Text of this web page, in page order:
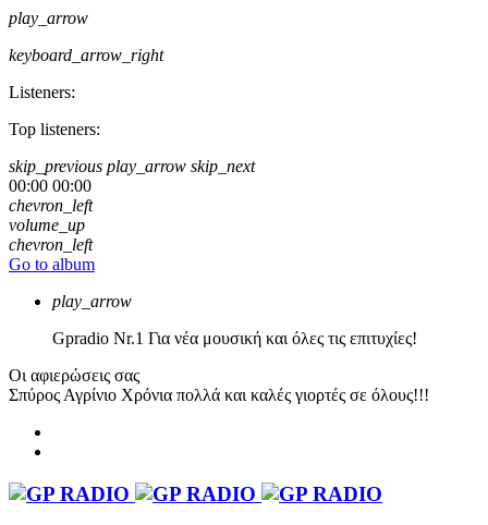
play_arrow
keyboard_arrow_right
Listeners:
Top listeners:
skip_previous play_arrow skip_next
00:00 00:00
chevron_left
volume_up
chevron_left
Go to album
play_arrow
Gpradio Nr.1 Για νέα μουσική και όλες τις επιτυχίες!
Οι αφιερώσεις σας
Σπύρος Αγρίνιο Χρόνια πολλά και καλές γιορτές σε όλους!!!